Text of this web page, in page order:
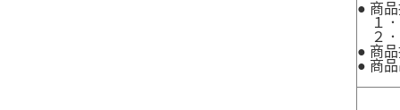
● 商
１．
２．
● 商
● 商